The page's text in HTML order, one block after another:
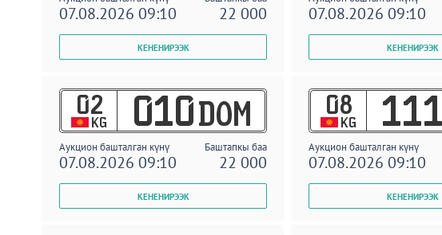
07.08.2026 09:10 22 000 07.08.2026 09:10
02
KG 010 DOM
Аукцион башталган күнү Баштапкы баа
07.08.2026 09:10 22 000
08
KG 111
Аукцион башталган күнү
07.08.2026 09:10